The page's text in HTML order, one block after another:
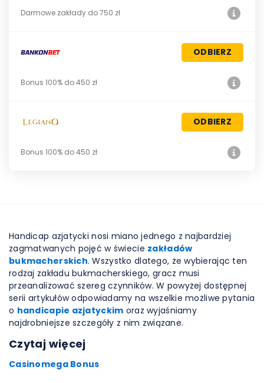
Darmowe zakłady do 750 zł
ODBIERZ
Bonus 100% do 450 zł
ODBIERZ
Bonus 100% do 450 zł
Handicap azjatycki nosi miano jednego z najbardziej
zagmatwanych pojęć w świecie zakładów
bukmacherskich. Wszystko dlatego, że wybierając ten
rodzaj zakładu bukmacherskiego, gracz musi
przeanalizować szereg czynników. W powyżej dostępnej
serii artykułów odpowiadamy na wszelkie możliwe pytania
o handicapie azjatyckim oraz wyjaśniamy
najdrobniejsze szczegóły z nim związane.
Czytaj więcej
Casinomega Bonus